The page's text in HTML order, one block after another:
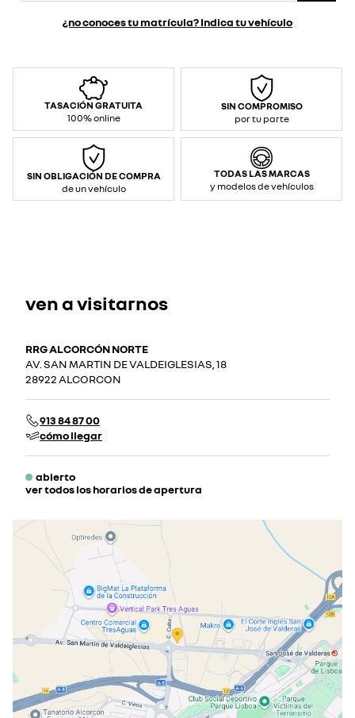
¿no conoces tu matrícula? Indica tu vehículo
TASACIÓN GRATUITA
100% online
SIN COMPROMISO
por tu parte
SIN OBLIGACIÓN DE COMPRA
de un vehículo
TODAS LAS MARCAS
y modelos de vehículos
ven a visitarnos
RRG ALCORCÓN NORTE
AV. SAN MARTIN DE VALDEIGLESIAS, 18
28922 ALCORCON
913 84 87 00
cómo llegar
abierto
ver todos los horarios de apertura
martes
09:30 - 20:00
miércoles
09:30 - 20:00
jueves
09:30 - 20:00
viernes
09:30 - 20:00
sábado
09:30 - 14:00
cerrado actualmente
domingo
cerrado actualmente